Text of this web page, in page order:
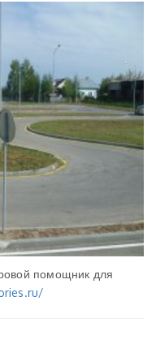
помощник для